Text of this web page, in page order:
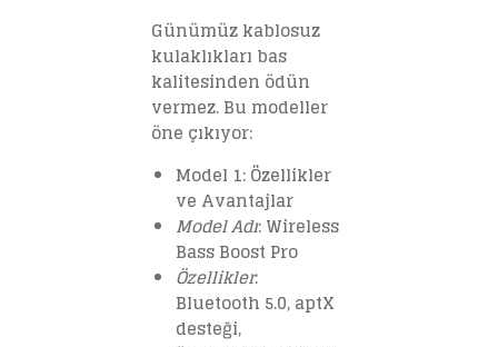
Günümüz kablosuz
kulaklıkları bas
kalitesinden ödün
vermez. Bu modeller
öne çıkıyor:
Model 1: Özellikler
ve Avantajlar
Model Adı: Wireless
Bass Boost Pro
Özellikler:
Bluetooth 5.0, aptX
desteği,